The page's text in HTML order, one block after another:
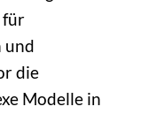
für
und
die
Modelle in